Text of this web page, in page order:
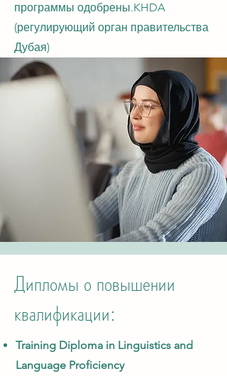
программы одобрены.KHDA
(регулирующий орган правительства
Дубая)
Дипломы о повышении
квалификации:
Training Diploma in Linguistics and
Language Proficiency